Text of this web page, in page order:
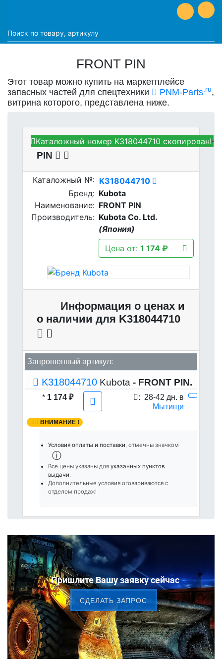
FRONT PIN
Этот товар можно купить на маркетплейсе
запасных частей для спецтехники
PNM-Parts.ru,
витрина которого, представлена ниже.
Kubota K318044710 - FRONT
PIN
Каталожный №: K318044710
Бренд: Kubota
Наименование: FRONT PIN
Производитель: Kubota Co. Ltd.
(Япония)
Цена от: 1 174 ₽
Каталожный номер K318044710 скопирован!
Информация о ценах и
о наличии для K318044710
Запрошенный артикул:
K318044710 Kubota - FRONT PIN.
* 1 174 ₽ : 28-42 дн. в
Мытищи
ВНИМАНИЕ !
Условия оплаты и поставки, отмечны значком
ⓘ
Все цены указаны для указанных пунктов
выдачи.
Дополнительные условия оговариваются с
отделом продаж!
Пришлите Вашу заявку сейчас
CДЕЛАТЬ ЗАПРОС